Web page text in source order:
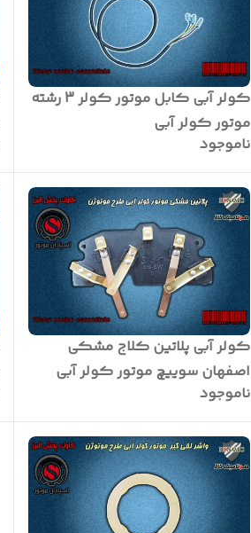
کولر آبی کابل موتور کولر 3 رشته
موتور کولر آبی
ناموجود
کولر آبی پلاتین کلاج مشکی
اصفهان سوییچ موتور کولر آبی
ناموجود